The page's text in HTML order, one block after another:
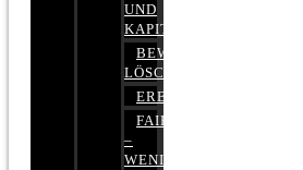
UND
KAPITALMARKTRECHT
BEWERTUNGEN
LÖSCHEN
ERBRECHT
FAIRMIETEN
–
WENIGER